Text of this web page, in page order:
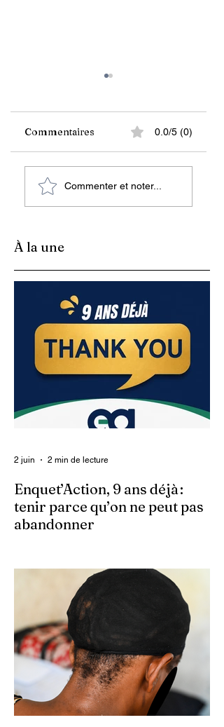
Economie :
L’Inflation et ses
Mesures
Commentaires 0.0/5 (0)
Commenter et noter...
À la une
Enquet’Action, 9 ans déjà :
tenir parce qu’on ne peut pas
abandonner
années depuis que nous avons osé doter
le pays d’un média dédié à l’investigation et
au journalisme de fond.
2 juin 2 min de lecture